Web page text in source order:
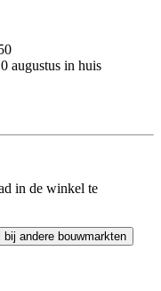
augustus in huis
in de winkel te
bij andere bouwmarkten